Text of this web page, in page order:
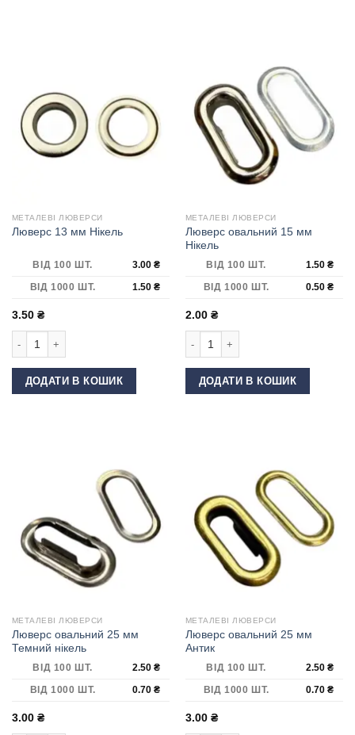
МЕТАЛЕВІ ЛЮВЕРСИ
Люверс 13 мм Нікель
ВІД 100 ШТ. 3.00₴
ВІД 1000 ШТ.
1.50₴
3.50 ₴
ДОДАТИ В КОШИК
МЕТАЛЕВІ ЛЮВЕРСИ
Люверс овальний 15 мм
Нікель
ВІД 100 ШТ. 1.50₴
ВІД 1000 ШТ.
0.50₴
2.00 ₴
ДОДАТИ В КОШИК
МЕТАЛЕВІ ЛЮВЕРСИ
Люверс овальний 25 мм
Темний нікель
ВІД 100 ШТ. 2.50₴
ВІД 1000 ШТ.
0.70₴
3.00 ₴
МЕТАЛЕВІ ЛЮВЕРСИ
Люверс овальний 25 мм
Антик
ВІД 100 ШТ. 2.50₴
ВІД 1000 ШТ.
0.70₴
3.00 ₴